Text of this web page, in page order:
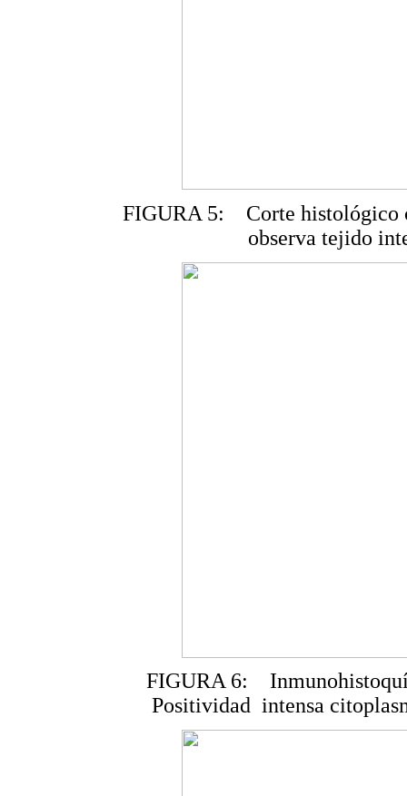
FIGURA 5: Corte histológico
observa tejido
FIGURA 6:
Positividad intensa